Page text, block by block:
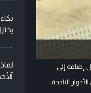
إضافة إلى
العديد من الأدوار الناجحة،